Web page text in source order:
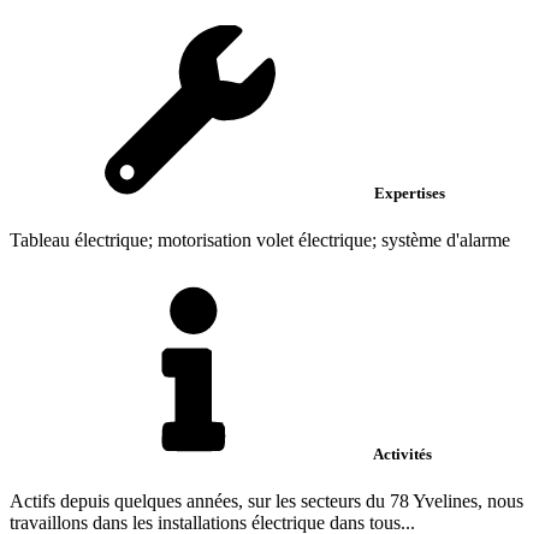
Expertises
Tableau électrique; motorisation volet électrique; système d'alarme
Activités
Actifs depuis quelques années, sur les secteurs du 78 Yvelines, nous
travaillons dans les installations électrique dans tous...